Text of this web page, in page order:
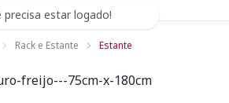
precisa estar logado!
Rack e Estante Estante